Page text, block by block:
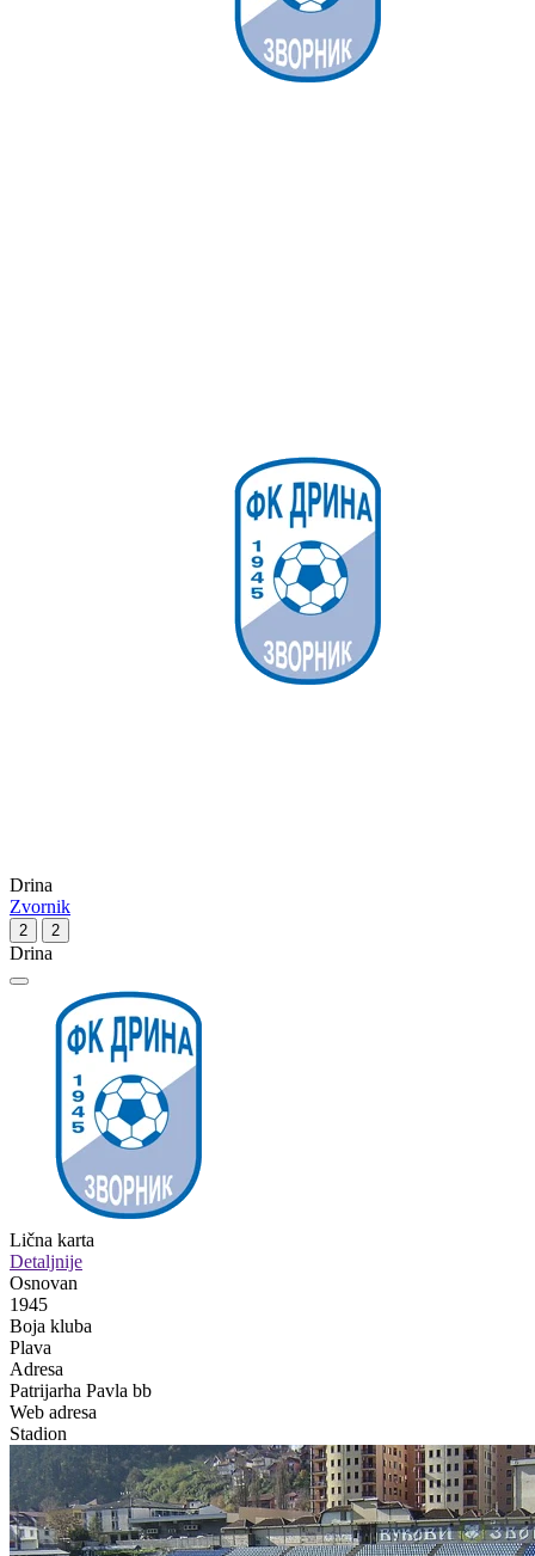
Drina
Zvornik
2 2
Drina
Lična karta
Detaljnije
Osnovan
1945
Boja kluba
Plava
Adresa
Patrijarha Pavla bb
Web adresa
Stadion